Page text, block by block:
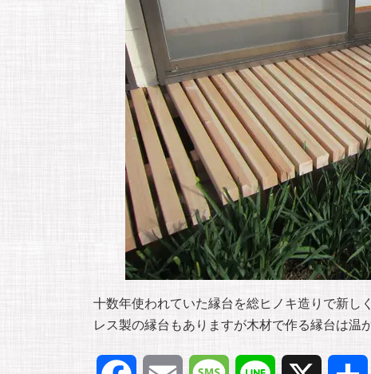
十数年使われていた縁台を総ヒノキ造りで新し
レス製の縁台もありますが木材で作る縁台は温